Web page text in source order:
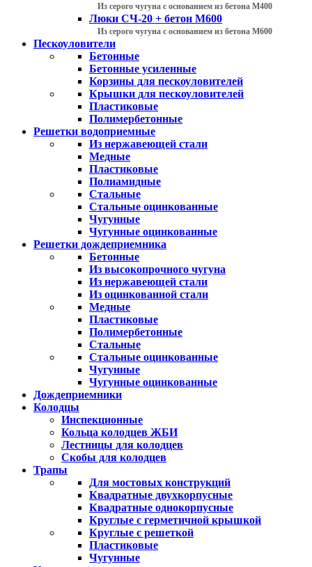
Из серого чугуна с основанием из бетона М400
Люки СЧ-20 + бетон М600
Из серого чугуна с основанием из бетона М600
Пескоуловители
Бетонные
Бетонные усиленные
Корзины для пескоуловителей
Крышки для пескоуловителей
Пластиковые
Полимербетонные
Решетки водоприемные
Из нержавеющей стали
Медные
Пластиковые
Полиамидные
Стальные
Стальные оцинкованные
Чугунные
Чугунные оцинкованные
Решетки дождеприемника
Бетонные
Из высокопрочного чугуна
Из нержавеющей стали
Из оцинкованной стали
Медные
Пластиковые
Полимербетонные
Стальные
Стальные оцинкованные
Чугунные
Чугунные оцинкованные
Дождеприемники
Колодцы
Инспекционные
Кольца колодцев ЖБИ
Лестницы для колодцев
Скобы для колодцев
Трапы
Для мостовых конструкций
Квадратные двухкорпусные
Квадратные однокорпусные
Круглые с герметичной крышкой
Круглые с решеткой
Пластиковые
Чугунные